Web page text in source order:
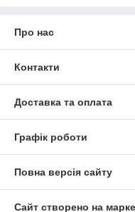
Про нас
Контакти
Доставка та оплата
Графік роботи
Повна версія сайту
Сайт створено на